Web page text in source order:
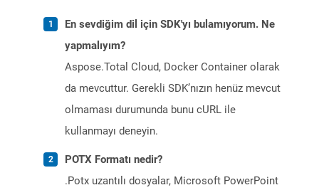
En sevdiğim dil için SDK'yı bulamıyorum. Ne
yapmalıyım?
Aspose.Total Cloud, Docker Container olarak
da mevcuttur. Gerekli SDK’nızın henüz mevcut
olmaması durumunda bunu cURL ile
kullanmayı deneyin.
POTX Formatı nedir?
.Potx uzantılı dosyalar, Microsoft PowerPoint